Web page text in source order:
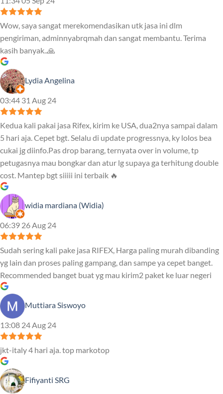
Wow, saya sangat merekomendasikan utk jasa ini dlm
pengiriman, adminnyabrqmah dan sangat membantu. Terima
kasih banyak..🙏
Lydia Angelina
03:44 31 Aug 24
Kedua kali pakai jasa Rifex, kirim ke USA, dua2nya sampai dalam
5 hari aja. Cepet bgt. Selalu di update progressnya, ky lolos bea
cukai jg diinfo.Pas drop barang, ternyata over in volume, tp
petugasnya mau bongkar dan atur lg supaya ga terhitung double
cost. Mantep bgt siiiii ini terbaik 🔥
widia mardiana (Widia)
06:39 26 Aug 24
Sudah sering kali pake jasa RIFEX, Harga paling murah dibanding
yg lain dan proses paling gampang, dan sampe ya cepet banget.
Recommended banget buat yg mau kirim2 paket ke luar negeri
Muttiara Siswoyo
13:08 24 Aug 24
jkt-italy 4 hari aja. top markotop
Fifiyanti SRG